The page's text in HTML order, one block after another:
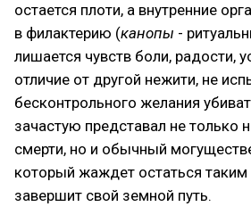
остается плоти, а внутренние
в филактерию (канопы -
лишается чувств боли, радости,
отличие от другой нежити, не
бесконтрольного желания
зачастую представал не только
смерти, но и обычный
который жаждет остаться таким
завершит свой земной путь.